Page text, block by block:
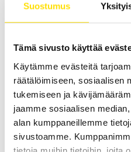
Suostumus
Tämä sivusto käyttää
Käytämme evästeitä
räätälöimiseen, sosiaalisen
tukemiseen ja
jaamme sosiaalisen
alan kumppaneillemme
sivustoamme.
Fujifilm High Temp
Fujifilm High Temp PRESCALE
paineenjakauman
670.00€